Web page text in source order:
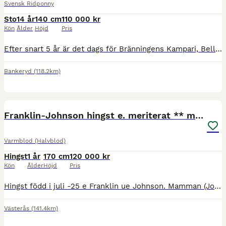
Svensk Ridponny
Sto
Kön
14 år
Ålder
140 cm
Höjd
110 000 kr
Pris
Efter snart 5 år är det dags för Bränningens Kampari, Bella att hitta en ny ryttare. Bella är en fantastisk svensk ridponny med många fina egenskaper och en vänlig personlighet. Bella är relationssk
Bankeryd (118.2km)
Franklin-Johnson hingst e. meriterat ** möderne
Varmblod (Halvblod)
Hingst
Kön
1 år
Ålder
170 cm
Höjd
120 000 kr
Pris
Hingst född i juli -25 e Franklin ue Johnson. Mamman (Johnson-Samber, inväntar prestationsklass ** inom kort via SWB, BLUP index 129) har gått FEI klasser med junior, samt har placeringar upp till MS
Västerås (141.4km)